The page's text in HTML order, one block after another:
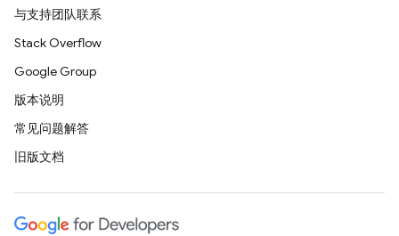
与支持团队联系
Stack Overflow
Google Group
版本说明
常见问题解答
旧版文档